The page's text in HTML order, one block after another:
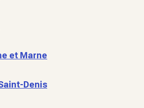
et Marne
Denis